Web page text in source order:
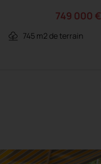
749 000 €
745 m2 de terrain